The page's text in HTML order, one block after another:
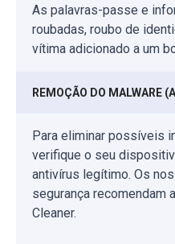
As palavras-passe e
roubadas, roubo de
vítima adicionado a um
REMOÇÃO DO MALWARE
Para eliminar possíveis
verifique o seu
antivírus legítimo. Os
segurança recomendam
Cleaner.